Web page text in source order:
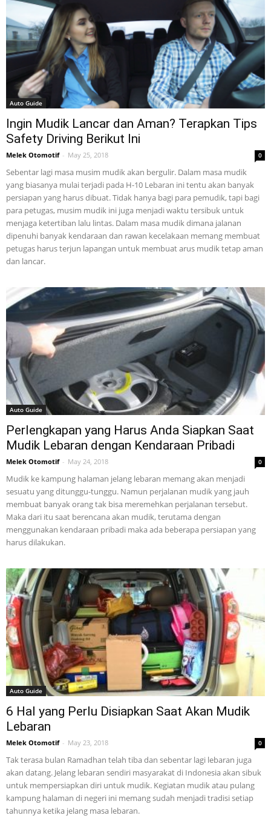
Auto Guide
Ingin Mudik Lancar dan Aman? Terapkan Tips
Safety Driving Berikut Ini
Melek Otomotif - May 25, 2018 0
Sebentar lagi masa musim mudik akan bergulir. Dalam masa mudik
yang biasanya mulai terjadi pada H-10 Lebaran ini tentu akan banyak
persiapan yang harus dibuat. Tidak hanya bagi para pemudik, tapi bagi
para petugas, musim mudik ini juga menjadi waktu tersibuk untuk
menjaga ketertiban lalu lintas. Dalam masa mudik dimana jalanan
dipenuhi banyak kendaraan dan rawan kecelakaan memang membuat
petugas harus terjun lapangan untuk membuat arus mudik tetap aman
dan lancar.
Auto Guide
Perlengkapan yang Harus Anda Siapkan Saat
Mudik Lebaran dengan Kendaraan Pribadi
Melek Otomotif - May 24, 2018 0
Mudik ke kampung halaman jelang lebaran memang akan menjadi
sesuatu yang ditunggu-tunggu. Namun perjalanan mudik yang jauh
membuat banyak orang tak bisa meremehkan perjalanan tersebut.
Maka dari itu saat berencana akan mudik, terutama dengan
menggunakan kendaraan pribadi maka ada beberapa persiapan yang
harus dilakukan.
Auto Guide
6 Hal yang Perlu Disiapkan Saat Akan Mudik
Lebaran
Melek Otomotif - May 23, 2018 0
Tak terasa bulan Ramadhan telah tiba dan sebentar lagi lebaran juga
akan datang. Jelang lebaran sendiri masyarakat di Indonesia akan sibuk
untuk mempersiapkan diri untuk mudik. Kegiatan mudik atau pulang
kampung halaman di negeri ini memang sudah menjadi tradisi setiap
tahunnya ketika jelang masa lebaran.